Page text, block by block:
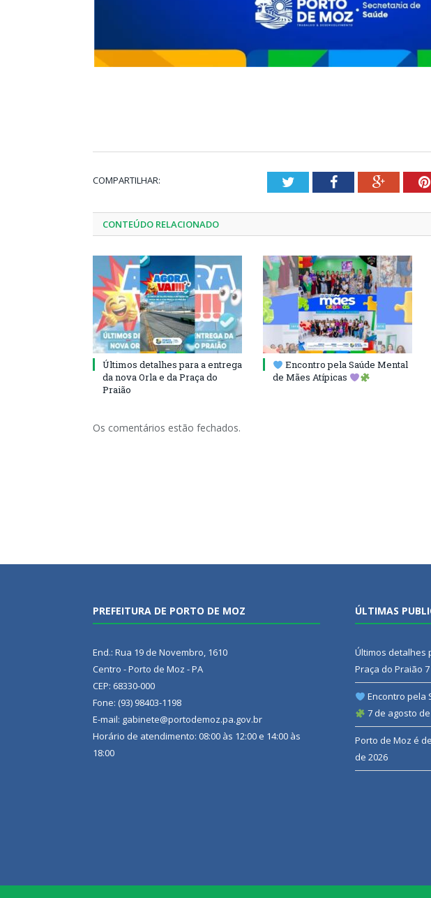
COMPARTILHAR: TwitterFacebookGoogle+
CONTEÚDO RELACIONADO
Últimos detalhes para a entrega
da nova Orla e da Praça do
Praião
Encontro pela Saúde Mental
de Mães Atípicas
Os comentários estão fechados.
PREFEITURA DE PORTO DE MOZ
End.: Rua 19 de Novembro, 1610
Centro - Porto de Moz - PA
CEP: 68330-000
Fone: (93) 98403-1198
E-mail: gabinete@portodemoz.pa.gov.br
Horário de atendimento: 08:00 às 12:00 e 14:00 às
18:00
ÚLTIMAS
Últimos detalhes
Praça do Praião
Encontro pela
7 de agosto
Porto de Moz é
de 2026